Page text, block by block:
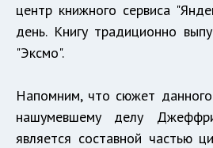
центр книжного сервиса
день. Книгу традиционно
"Эксмо".
Напомним, что сюжет
нашумевшему делу
является составной частью